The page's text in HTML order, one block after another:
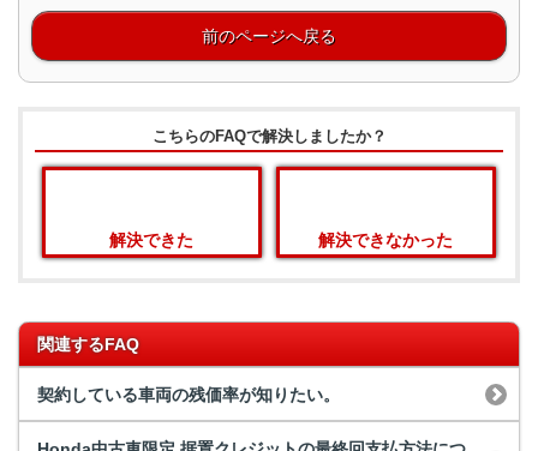
前のページへ戻る
こちらのFAQで解決しましたか？
解決できた 解決できなかった
関連するFAQ
契約している車両の残価率が知りたい。